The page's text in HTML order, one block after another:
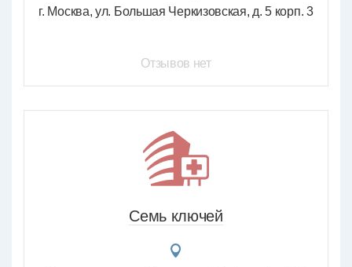
г. Москва, ул. Большая Черкизовская, д. 5 корп. 3
Отзывов нет
Семь ключей